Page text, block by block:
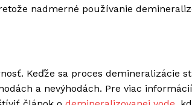
nadmerné používanie
Keďže sa proces demineralizácie
a nevýhodách. Pre viac